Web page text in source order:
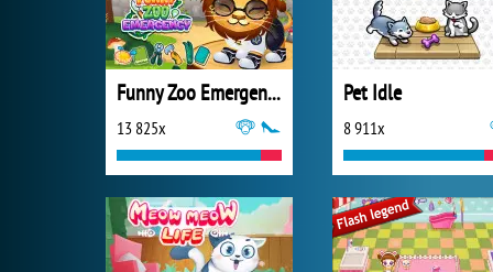
Funny Zoo Emergency
13 825x
Pet Idle
8 911x